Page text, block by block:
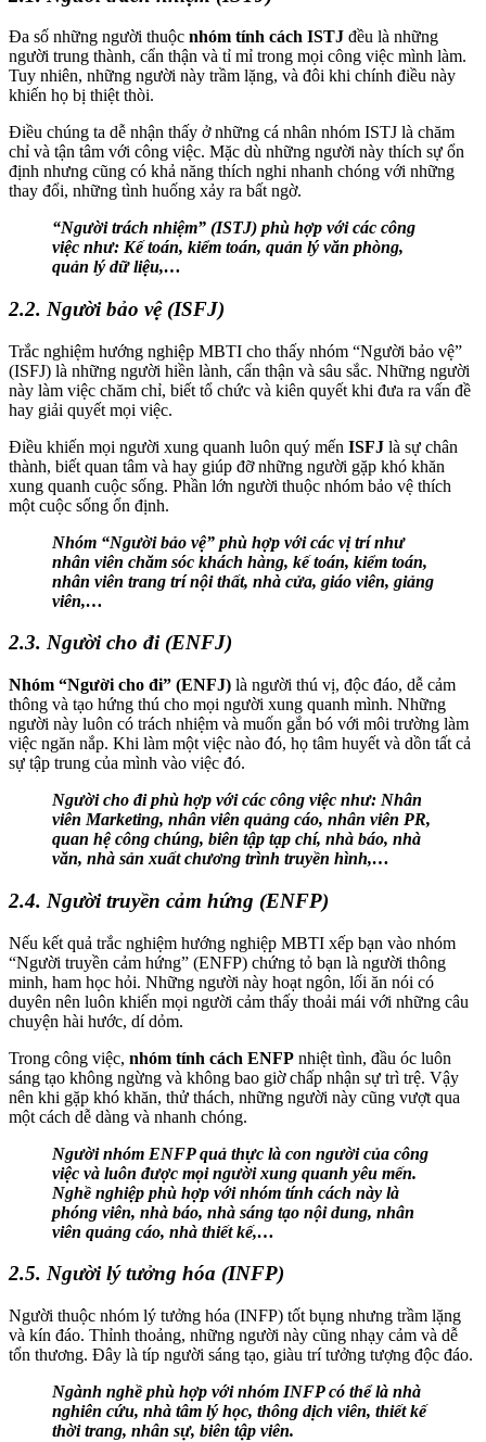
Đa số những người thuộc nhóm tính cách ISTJ đều là những
người trung thành, cẩn thận và tỉ mỉ trong mọi công việc mình làm.
Tuy nhiên, những người này trầm lặng, và đôi khi chính điều này
khiến họ bị thiệt thòi.
Điều chúng ta dễ nhận thấy ở những cá nhân nhóm ISTJ là chăm
chỉ và tận tâm với công việc. Mặc dù những người này thích sự ổn
định nhưng cũng có khả năng thích nghi nhanh chóng với những
thay đổi, những tình huống xảy ra bất ngờ.
“Người trách nhiệm” (ISTJ) phù hợp với các công
việc như: Kế toán, kiểm toán, quản lý văn phòng,
quản lý dữ liệu,…
2.2. Người bảo vệ (ISFJ)
Trắc nghiệm hướng nghiệp MBTI cho thấy nhóm “Người bảo vệ”
(ISFJ) là những người hiền lành, cẩn thận và sâu sắc. Những người
này làm việc chăm chỉ, biết tổ chức và kiên quyết khi đưa ra vấn đề
hay giải quyết mọi việc.
Điều khiến mọi người xung quanh luôn quý mến ISFJ là sự chân
thành, biết quan tâm và hay giúp đỡ những người gặp khó khăn
xung quanh cuộc sống. Phần lớn người thuộc nhóm bảo vệ thích
một cuộc sống ổn định.
Nhóm “Người bảo vệ” phù hợp với các vị trí như
nhân viên chăm sóc khách hàng, kế toán, kiểm toán,
nhân viên trang trí nội thất, nhà cửa, giáo viên, giảng
viên,…
2.3. Người cho đi (ENFJ)
Nhóm “Người cho đi” (ENFJ) là người thú vị, độc đáo, dễ cảm
thông và tạo hứng thú cho mọi người xung quanh mình. Những
người này luôn có trách nhiệm và muốn gắn bó với môi trường làm
việc ngăn nắp. Khi làm một việc nào đó, họ tâm huyết và dồn tất cả
sự tập trung của mình vào việc đó.
Người cho đi phù hợp với các công việc như: Nhân
viên Marketing, nhân viên quảng cáo, nhân viên PR,
quan hệ công chúng, biên tập tạp chí, nhà báo, nhà
văn, nhà sản xuất chương trình truyền hình,…
2.4. Người truyền cảm hứng (ENFP)
Nếu kết quả trắc nghiệm hướng nghiệp MBTI xếp bạn vào nhóm
“Người truyền cảm hứng” (ENFP) chứng tỏ bạn là người thông
minh, ham học hỏi. Những người này hoạt ngôn, lối ăn nói có
duyên nên luôn khiến mọi người cảm thấy thoải mái với những câu
chuyện hài hước, dí dỏm.
Trong công việc, nhóm tính cách ENFP nhiệt tình, đầu óc luôn
sáng tạo không ngừng và không bao giờ chấp nhận sự trì trệ. Vậy
nên khi gặp khó khăn, thử thách, những người này cũng vượt qua
một cách dễ dàng và nhanh chóng.
Người nhóm ENFP quả thực là con người của công
việc và luôn được mọi người xung quanh yêu mến.
Nghề nghiệp phù hợp với nhóm tính cách này là
phóng viên, nhà báo, nhà sáng tạo nội dung, nhân
viên quảng cáo, nhà thiết kế,…
2.5. Người lý tưởng hóa (INFP)
Người thuộc nhóm lý tưởng hóa (INFP) tốt bụng nhưng trầm lặng
và kín đáo. Thỉnh thoảng, những người này cũng nhạy cảm và dễ
tổn thương. Đây là típ người sáng tạo, giàu trí tưởng tượng độc đáo.
Ngành nghề phù hợp với nhóm INFP có thể là nhà
nghiên cứu, nhà tâm lý học, thông dịch viên, thiết kế
thời trang, nhân sự, biên tập viên.